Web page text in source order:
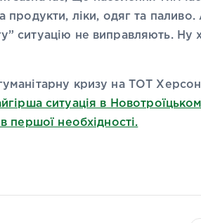
ліки, одяг та паливо.
ситуацію не виправляють. Ну
кризу на ТОТ
ситуація в
першої необхідності.